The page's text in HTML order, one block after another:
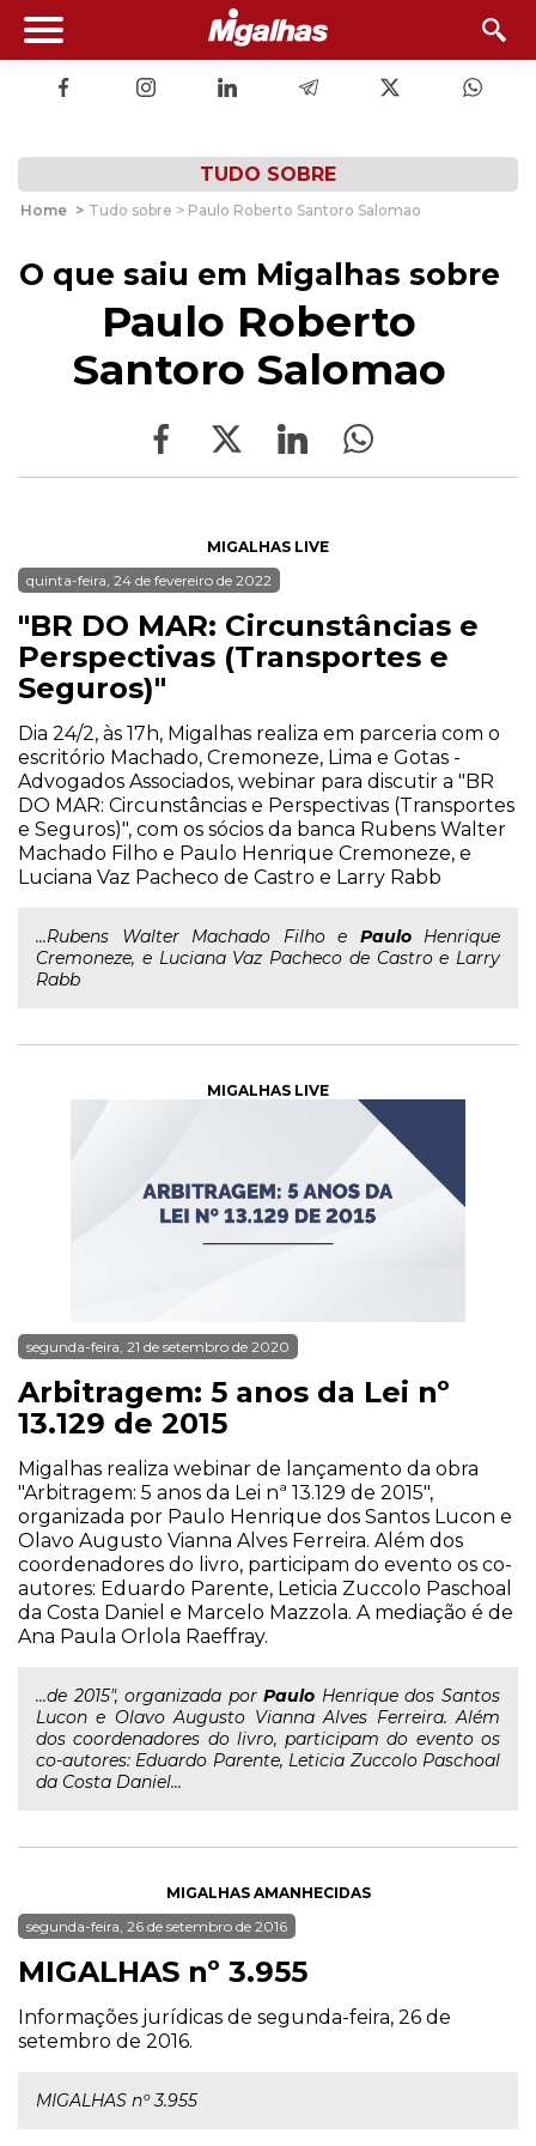
TUDO SOBRE
Home > Tudo sobre > Paulo Roberto Santoro Salomao
O que saiu em Migalhas sobre
Paulo Roberto
Santoro Salomao
MIGALHAS LIVE
quinta-feira, 24 de fevereiro de 2022
"BR DO MAR: Circunstâncias e
Perspectivas (Transportes e
Seguros)"
Dia 24/2, às 17h, Migalhas realiza em parceria com o
escritório Machado, Cremoneze, Lima e Gotas -
Advogados Associados, webinar para discutir a "BR
DO MAR: Circunstâncias e Perspectivas (Transportes
e Seguros)", com os sócios da banca Rubens Walter
Machado Filho e Paulo Henrique Cremoneze, e
Luciana Vaz Pacheco de Castro e Larry Rabb
...Rubens Walter Machado Filho e PauloHenrique
Cremoneze, e Luciana Vaz Pacheco de Castro e Larry
Rabb
MIGALHAS LIVE
segunda-feira, 21 de setembro de 2020
Arbitragem: 5 anos da Lei nº
13.129 de 2015
Migalhas realiza webinar de lançamento da obra
"Arbitragem: 5 anos da Lei nª 13.129 de 2015",
organizada por Paulo Henrique dos Santos Lucon e
Olavo Augusto Vianna Alves Ferreira. Além dos
coordenadores do livro, participam do evento os co-
autores: Eduardo Parente, Leticia Zuccolo Paschoal
da Costa Daniel e Marcelo Mazzola. A mediação é de
Ana Paula Orlola Raeffray.
...de 2015", organizada porPaulo Henrique dos Santos
Lucon e Olavo Augusto Vianna Alves Ferreira. Além
dos coordenadores do livro, participam do evento os
co-autores: Eduardo Parente, Leticia Zuccolo Paschoal
da Costa Daniel...
MIGALHAS AMANHECIDAS
segunda-feira, 26 de setembro de 2016
MIGALHAS nº 3.955
Informações jurídicas de segunda-feira, 26 de
setembro de 2016.
MIGALHAS nº 3.955